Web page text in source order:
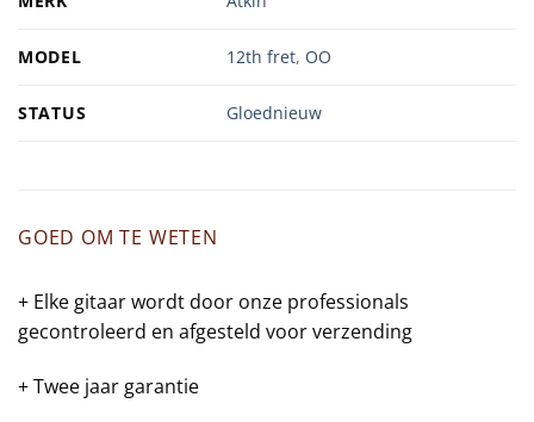
MODEL 12th fret, OO
STATUS Gloednieuw
GOED OM TE WETEN
+ Elke gitaar wordt door onze professionals
gecontroleerd en afgesteld voor verzending
+ Twee jaar garantie